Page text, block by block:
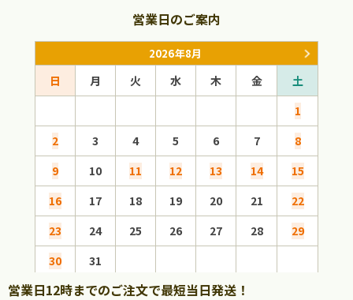
営業日のご案内
2026年8月
日 月 火 水 木 金
土
1
2
3 4 5 6 7
8
9
10 11 12 13 14
15
16
17 18 19 20 21
22
23
24 25 26 27 28
29
30
31
営業日12時までのご注文で最短当日発送！